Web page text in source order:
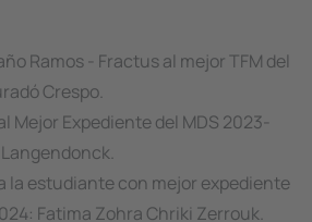
Ramos - Fractus al mejor TFM del
Crespo.
Mejor Expediente del MDS 2023-
la estudiante con mejor expediente
Fatima Zohra Chriki Zerrouk.